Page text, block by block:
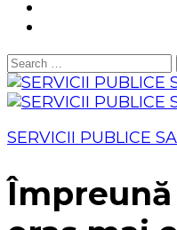
Search
for:
SERVICII PUBLICE